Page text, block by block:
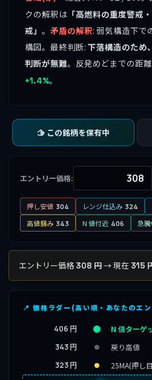
クの解釈は 「高燃料の重度警戒
戒」 。 矛盾の解釈: 弱気構造下で
構図。最終判断: 下落構造のため
判断が無難。反発めどまでの距
+1.4%。
🫱 この銘柄を保有中
エントリー価格:
押し安値 304 レンジ仕込み 324
高値掴み 343 N 値付近 406 急騰
エントリー価格 308 円→ 現在 315
📍 価格ラダー(高い順・あなたのエ
406 円 N 値ターゲ
343 円 戻り高値
323 円 25MA(押し